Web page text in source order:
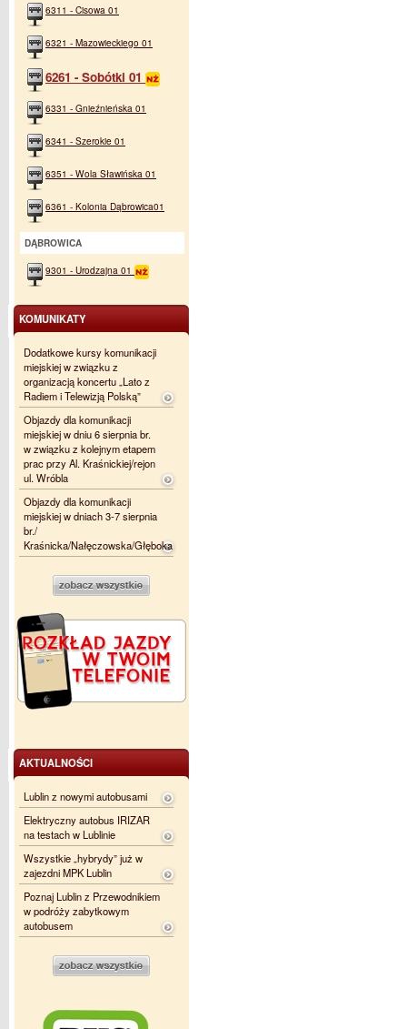
6311 - Cisowa 01
6321 - Mazowieckiego 01
6261 - Sobótki 01
6331 - Gnieźnieńska 01
6341 - Szerokie 01
6351 - Wola Sławińska 01
6361 - Kolonia Dąbrowica01
DĄBROWICA
9301 - Urodzajna 01
KOMUNIKATY
Dodatkowe kursy komunikacji
miejskiej w związku z
organizacją koncertu „Lato z
Radiem i Telewizją Polską”
Objazdy dla komunikacji
miejskiej w dniu 6 sierpnia br.
w związku z kolejnym etapem
prac przy Al. Kraśnickiej/rejon
ul. Wróbla
Objazdy dla komunikacji
miejskiej w dniach 3-7 sierpnia
br./
Kraśnicka/Nałęczowska/Głęboka
AKTUALNOŚCI
Lublin z nowymi autobusami
Elektryczny autobus IRIZAR
na testach w Lublinie
Wszystkie „hybrydy” już w
zajezdni MPK Lublin
Poznaj Lublin z Przewodnikiem
w podróży zabytkowym
autobusem